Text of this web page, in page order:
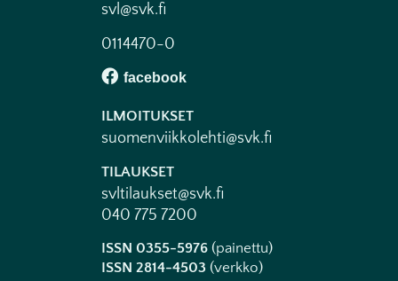
svl@svk.fi
0114470-0
ILMOITUKSET
suomenviikkolehti@svk.fi
TILAUKSET
svltilaukset@svk.fi
040 775 7200
ISSN 0355-5976 (painettu)
ISSN 2814-4503 (verkko)